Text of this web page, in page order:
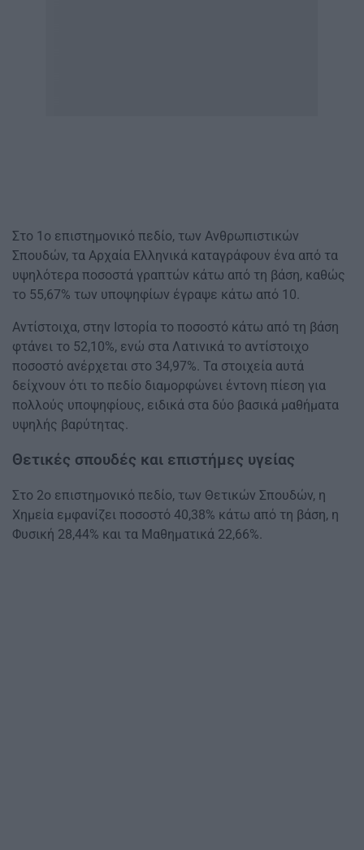
Στο 1ο επιστημονικό πεδίο, των Ανθρωπιστικών
Σπουδών, τα Αρχαία Ελληνικά καταγράφουν ένα από τα
υψηλότερα ποσοστά γραπτών κάτω από τη βάση, καθώς
το 55,67% των υποψηφίων έγραψε κάτω από 10.
Αντίστοιχα, στην Ιστορία το ποσοστό κάτω από τη βάση
φτάνει το 52,10%, ενώ στα Λατινικά το αντίστοιχο
ποσοστό ανέρχεται στο 34,97%. Τα στοιχεία αυτά
δείχνουν ότι το πεδίο διαμορφώνει έντονη πίεση για
πολλούς υποψηφίους, ειδικά στα δύο βασικά μαθήματα
υψηλής βαρύτητας.
Θετικές σπουδές και επιστήμες υγείας
Στο 2ο επιστημονικό πεδίο, των Θετικών Σπουδών, η
Χημεία εμφανίζει ποσοστό 40,38% κάτω από τη βάση, η
Φυσική 28,44% και τα Μαθηματικά 22,66%.